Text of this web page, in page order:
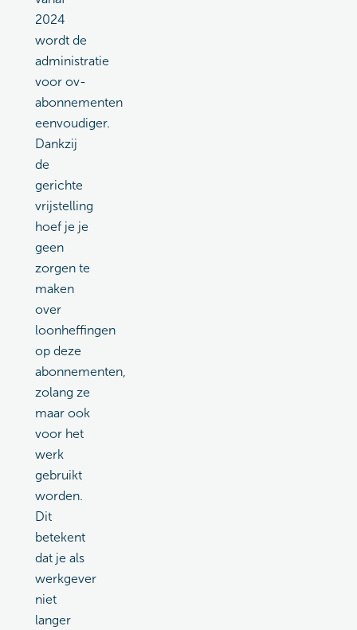
2024
wordt de
administratie
voor ov-
abonnementen
eenvoudiger.
Dankzij
de
gerichte
vrijstelling
hoef je je
geen
zorgen te
maken
over
loonheffingen
op deze
abonnementen,
zolang ze
maar ook
voor het
werk
gebruikt
worden.
Dit
betekent
dat je als
werkgever
niet
langer